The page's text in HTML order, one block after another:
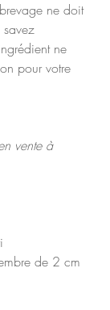
ne doit
savez
ne
pour votre
vente à
de 2 cm